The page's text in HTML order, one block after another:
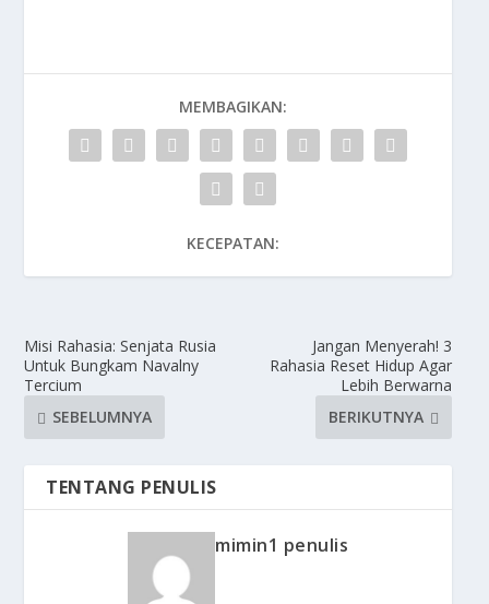
MEMBAGIKAN:
KECEPATAN:
Misi Rahasia: Senjata Rusia
Untuk Bungkam Navalny
Tercium
SEBELUMNYA
Jangan Menyerah! 3
Rahasia Reset Hidup Agar
Lebih Berwarna
BERIKUTNYA
TENTANG PENULIS
mimin1 penulis